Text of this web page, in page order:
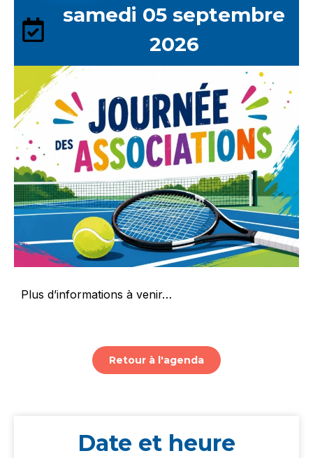
samedi 05 septembre
2026
Plus d’informations à venir…
Retour à l'agenda
Date et heure